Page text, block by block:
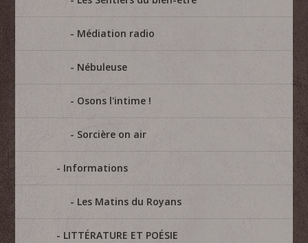
Médiation radio
Nébuleuse
Osons l'intime !
Sorcière on air
Informations
Les Matins du Royans
LITTÉRATURE ET POÉSIE